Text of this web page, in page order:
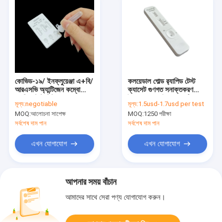
কোভিড-১৯/ ইনফ্লুয়েঞ্জা এ+বি/
আরএসভি অ্যান্টিজেন কম্বো
সিই নিবন্ধিত অ্যান্টিজেন র‌্যাপিড
টেস্ট কিট
মূল্য:negotiable
MOQ:আলোচনা সাপেক্ষ
সর্বশেষ দাম পান
এখন যোগাযোগ
কলয়েডাল গোল্ড র‍্যাপিড টেস্ট
ক্যাসেট গুণগত সনাক্তকরণ
সিই অনুমোদিত হোম ব্যবহার
মূল্য:1.5usd-1.7usd per test
MOQ:1250 পরীক্ষা
সর্বশেষ দাম পান
এখন যোগাযোগ
আপনার সময় বাঁচান
আমাদের সাথে সেরা পণ্য যোগাযোগ করুন।